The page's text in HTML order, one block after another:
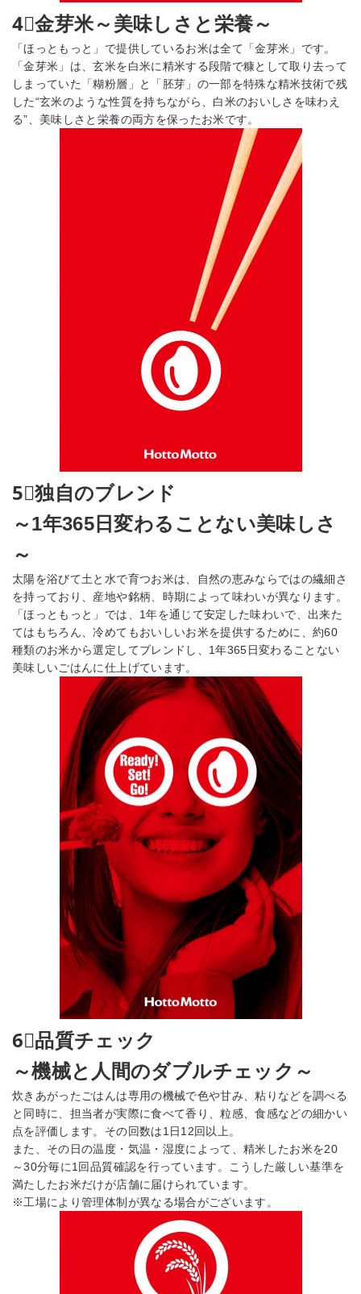
4⃣金芽米～美味しさと栄養～
「ほっともっと」で提供しているお米は全て「金芽米」です。
「金芽米」は、玄米を白米に精米する段階で糠として取り去って
しまっていた「糊粉層」と「胚芽」の一部を特殊な精米技術で残
した“玄米のような性質を持ちながら、白米のおいしさを味わえ
る”、美味しさと栄養の両方を保ったお米です。
5⃣独自のブレンド
～1年365日変わることない美味しさ
～
太陽を浴びて土と水で育つお米は、自然の恵みならではの繊細さ
を持っており、産地や銘柄、時期によって味わいが異なります。
「ほっともっと」では、1年を通じて安定した味わいで、出来た
てはもちろん、冷めてもおいしいお米を提供するために、約60
種類のお米から選定してブレンドし、1年365日変わることない
美味しいごはんに仕上げています。
6⃣品質チェック
～機械と人間のダブルチェック～
炊きあがったごはんは専用の機械で色や甘み、粘りなどを調べる
と同時に、担当者が実際に食べて香り、粒感、食感などの細かい
点を評価します。その回数は1日12回以上。
また、その日の温度・気温・湿度によって、精米したお米を20
～30分毎に1回品質確認を行っています。こうした厳しい基準を
満たしたお米だけが店舗に届けられています。
※工場により管理体制が異なる場合がございます。